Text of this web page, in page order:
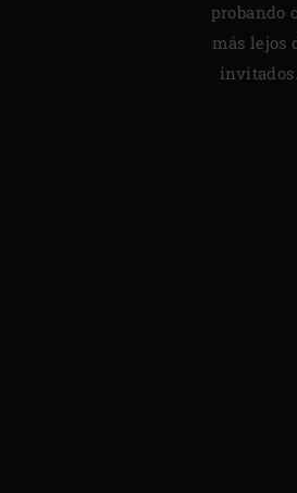
probando
más lejos